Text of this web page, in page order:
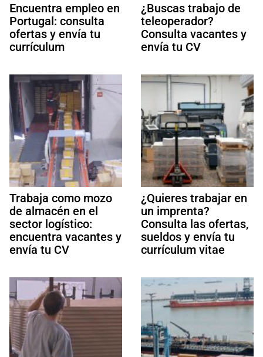
Encuentra empleo en
Portugal: consulta
ofertas y envía tu
currículum
¿Buscas trabajo de
teleoperador?
Consulta vacantes y
envía tu CV
Trabaja como mozo
de almacén en el
sector logístico:
encuentra vacantes y
envía tu CV
¿Quieres trabajar en
un imprenta?
Consulta las ofertas,
sueldos y envía tu
currículum vitae